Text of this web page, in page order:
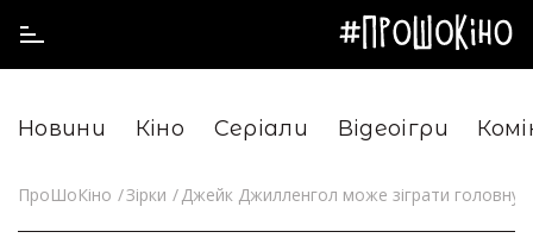
Новини Кіно Серіали Відеоігри
ПроШоКіно Зірки Джейк Джилленгол може зіграти головну